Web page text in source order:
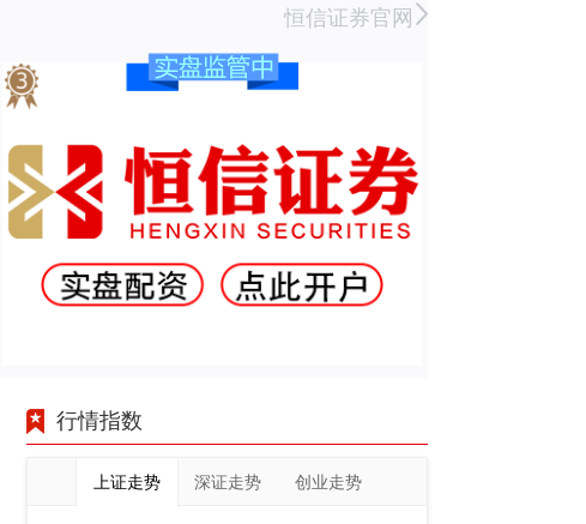
恒信证券官网
行情指数
上证走势 深证走势 创业走势